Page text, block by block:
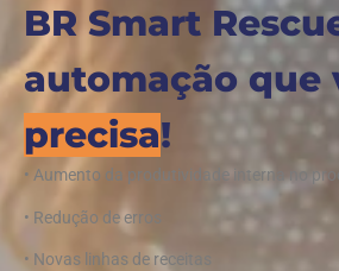
BR Smart
automação que
precisa!
• Aumento da produtividade interna no
• Redução de erros
• Novas linhas de receitas